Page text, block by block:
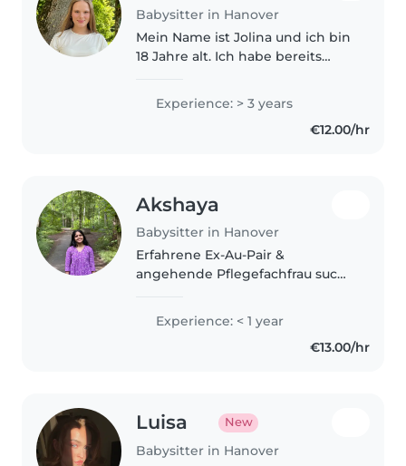
Babysitter in Hanover
Mein Name ist Jolina und ich bin
18 Jahre alt. Ich habe bereits
Ich bin seit einigen Jahren als
Betreuerin in Jugendcamps..
Experience: > 3 years
€12.00/hr
Akshaya
Babysitter in Hanover
Erfahrene Ex-Au-Pair &
angehende Pflegefachfrau sucht
Experience: < 1 year
€13.00/hr
Luisa New
Babysitter in Hanover